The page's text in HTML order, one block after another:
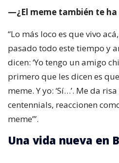
—¿El meme también te ha
“Lo más loco es que vivo
pasado todo este tiempo y
dicen: ‘Yo tengo un amigo
primero que les dicen es
meme. Y yo: ‘Sí…’. Me da
centennials, reaccionen
meme’”.
Una vida nueva en